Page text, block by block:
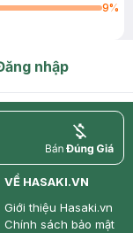
9%
nhập
price
VỀ HASAKI.VN
Giới thiệu Hasaki.vn
Chính sách bảo mật